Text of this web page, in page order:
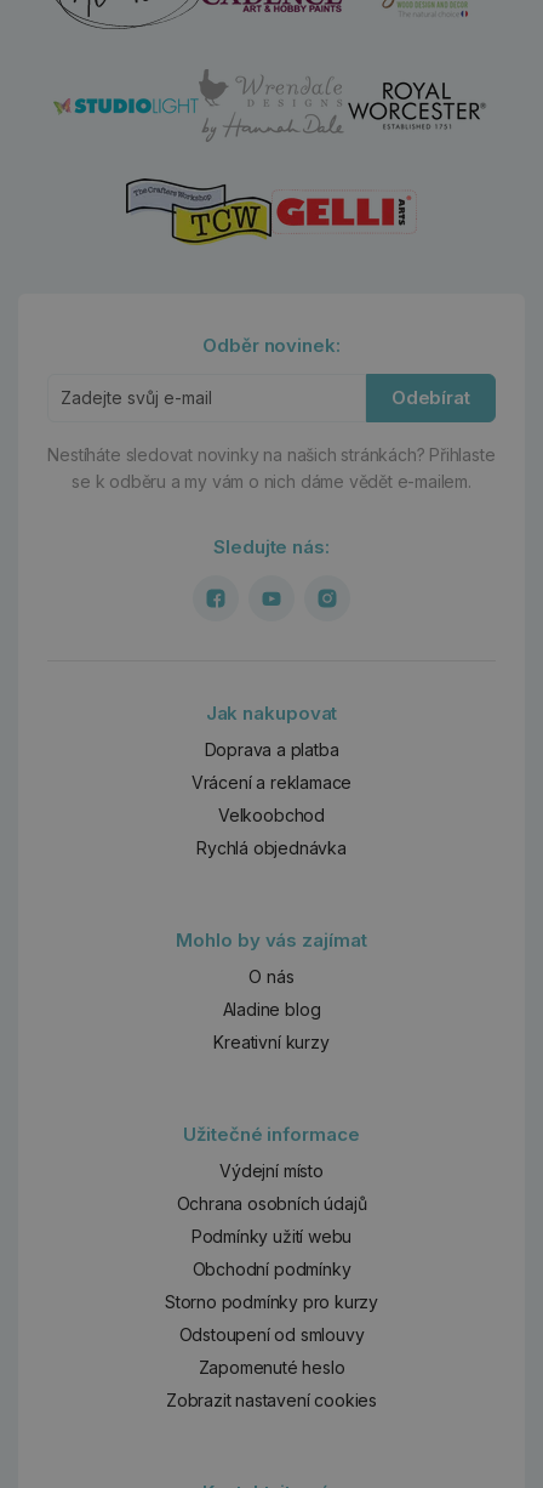
Odběr novinek:
Odebírat
Nestíháte sledovat novinky na našich stránkách? Přihlaste
se k odběru a my vám o nich dáme vědět e-mailem.
Sledujte nás:
Jak nakupovat
Doprava a platba
Vrácení a reklamace
Velkoobchod
Rychlá objednávka
Mohlo by vás zajímat
O nás
Aladine blog
Kreativní kurzy
Užitečné informace
Výdejní místo
Ochrana osobních údajů
Podmínky užití webu
Obchodní podmínky
Storno podmínky pro kurzy
Odstoupení od smlouvy
Zapomenuté heslo
Zobrazit nastavení cookies